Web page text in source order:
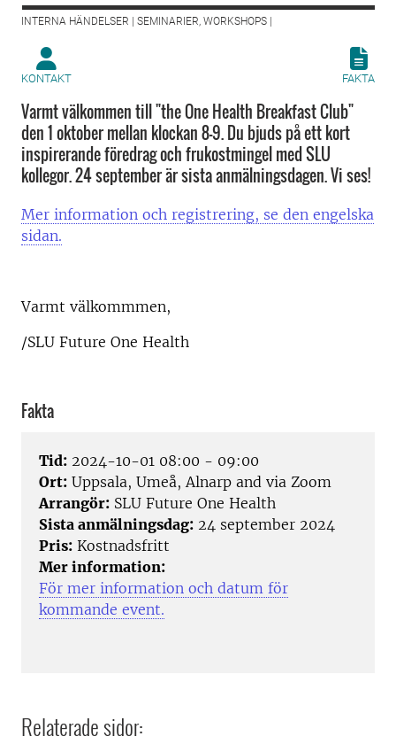
INTERNA HÄNDELSER | SEMINARIER, WORKSHOPS |
KONTAKT FAKTA
Varmt välkommen till "the One Health Breakfast Club"
den 1 oktober mellan klockan 8-9. Du bjuds på ett kort
inspirerande föredrag och frukostmingel med SLU
kollegor. 24 september är sista anmälningsdagen. Vi ses!
Mer information och registrering, se den engelska
sidan.
Varmt välkommmen,
/SLU Future One Health
Fakta
Tid: 2024-10-01 08:00 - 09:00
Ort: Uppsala, Umeå, Alnarp and via Zoom
Arrangör: SLU Future One Health
Sista anmälningsdag: 24 september 2024
Pris: Kostnadsfritt
Mer information:
För mer information och datum för
kommande event.
Relaterade sidor: